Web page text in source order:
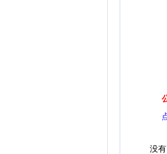
没